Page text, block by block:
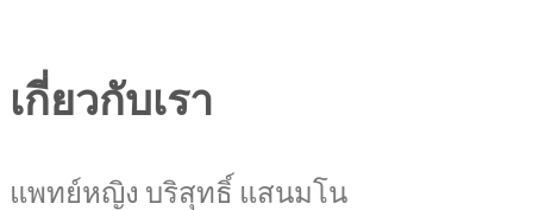
เกี่ยวกับเรา
แพทย์หญิง บริสุทธิ์ แสนมโน